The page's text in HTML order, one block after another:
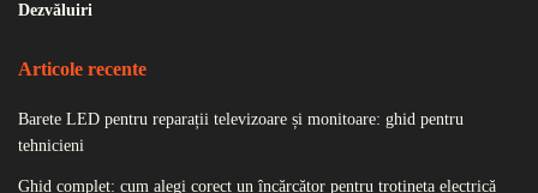
Dezvăluiri
Articole recente
Barete LED pentru reparații televizoare și monitoare: ghid pentru
tehnicieni
Ghid complet: cum alegi corect un încărcător pentru trotineta electrică